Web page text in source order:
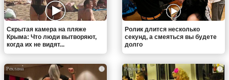
Скрытая камера на пляже
Крыма: Что люди вытворяют,
когда их не видят...
Ролик длится несколько
секунд, а смеяться вы будете
долго
i i